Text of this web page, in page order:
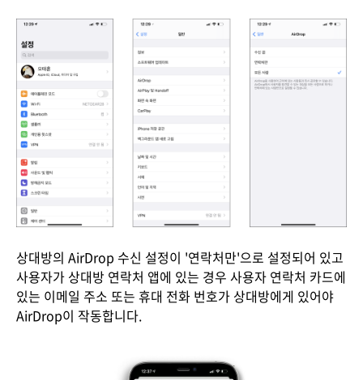
상대방의 AirDrop 수신 설정이 '연락처만'으로 설정되어 있고
사용자가 상대방 연락처 앱에 있는 경우 사용자 연락처 카드에
있는 이메일 주소 또는 휴대 전화 번호가 상대방에게 있어야
AirDrop이 작동합니다.